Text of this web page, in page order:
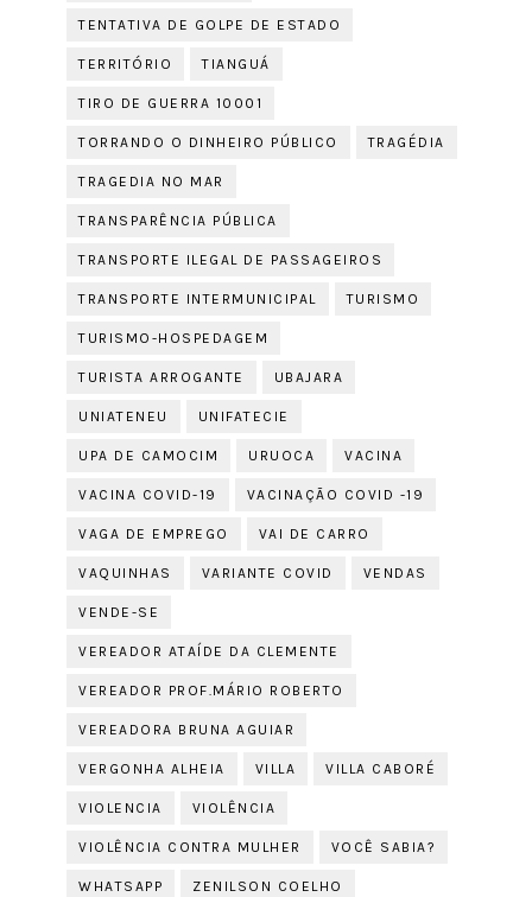
TENTATIVA DE GOLPE DE ESTADO
TERRITÓRIO TIANGUÁ
TIRO DE GUERRA 10001
TORRANDO O DINHEIRO PÚBLICO TRAGÉDIA
TRAGEDIA NO MAR
TRANSPARÊNCIA PÚBLICA
TRANSPORTE ILEGAL DE PASSAGEIROS
TRANSPORTE INTERMUNICIPAL TURISMO
TURISMO-HOSPEDAGEM
TURISTA ARROGANTE UBAJARA
UNIATENEU UNIFATECIE
UPA DE CAMOCIM URUOCA VACINA
VACINA COVID-19 VACINAÇÃO COVID -19
VAGA DE EMPREGO VAI DE CARRO
VAQUINHAS VARIANTE COVID VENDAS
VENDE-SE
VEREADOR ATAÍDE DA CLEMENTE
VEREADOR PROF.MÁRIO ROBERTO
VEREADORA BRUNA AGUIAR
VERGONHA ALHEIA VILLA VILLA CABORÉ
VIOLENCIA VIOLÊNCIA
VIOLÊNCIA CONTRA MULHER VOCÊ SABIA?
WHATSAPP ZENILSON COELHO